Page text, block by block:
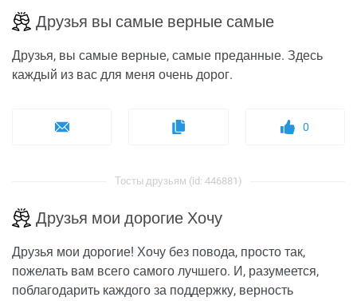
Друзья вы самые верные самые
Друзья, вы самые верные, самые преданные. Здесь
каждый из вас для меня очень дорог.
0
Тосты друзьям (id: 446881)
Друзья мои дорогие Хочу
Друзья мои дорогие! Хочу без повода, просто так,
пожелать вам всего самого лучшего. И, разумеется,
поблагодарить каждого за поддержку, верность